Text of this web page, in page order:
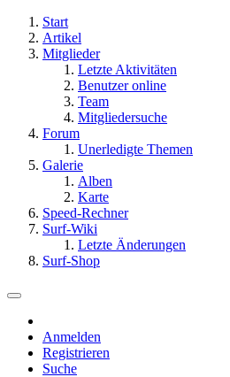
Start
Artikel
Mitglieder
Letzte Aktivitäten
Benutzer online
Team
Mitgliedersuche
Forum
Unerledigte Themen
Galerie
Alben
Karte
Speed-Rechner
Surf-Wiki
Letzte Änderungen
Surf-Shop
Anmelden
Registrieren
Suche